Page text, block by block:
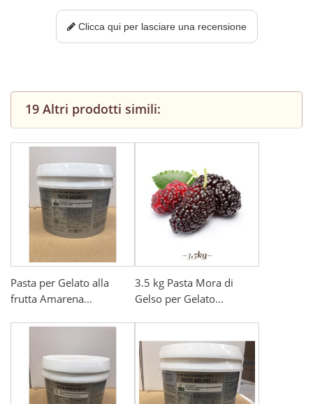
Clicca qui per lasciare una recensione
19 Altri prodotti simili:
Pasta per Gelato alla
frutta Amarena...
3.5 kg Pasta Mora di
Gelso per Gelato...